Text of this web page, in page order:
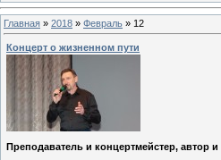
Главная » 2018 » Февраль » 12
Концерт о жизненном пути
Преподаватель и концертмейстер, автор